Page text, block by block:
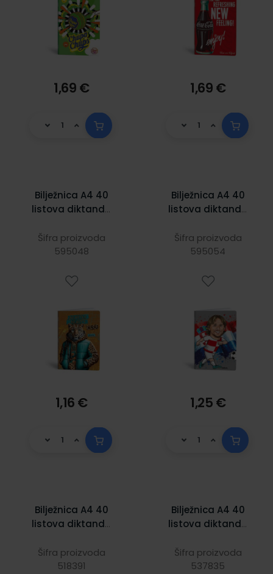
1,69 € 1,69 €
Bilježnica A4 40
listova diktando
Šifra proizvoda
595048
1,16 €
Bilježnica A4 40
listova diktando
Šifra proizvoda
595054
1,25 €
Bilježnica A4 40
listova diktando
Šifra proizvoda
518391
Bilježnica A4 40
listova diktando
Šifra proizvoda
537835